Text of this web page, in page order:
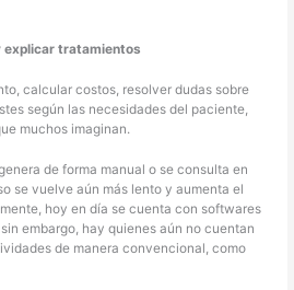
explicar tratamientos
calcular costos, resolver dudas sobre
según las necesidades del paciente,
muchos imaginan.
de forma manual o se consulta en
se vuelve aún más lento y aumenta el
hoy en día se cuenta con softwares
embargo, hay quienes aún no cuentan
de manera convencional, como